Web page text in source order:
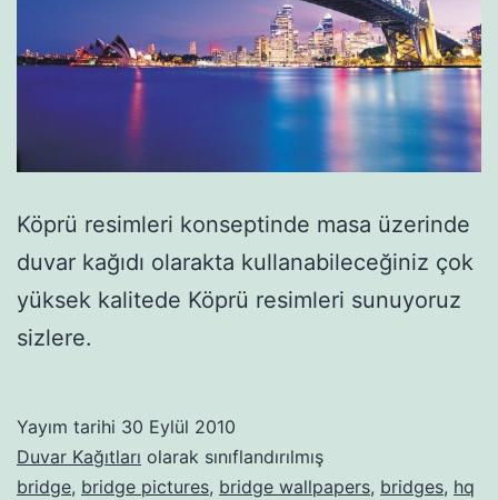
Köprü resimleri konseptinde masa üzerinde
duvar kağıdı olarakta kullanabileceğiniz çok
yüksek kalitede Köprü resimleri sunuyoruz
sizlere.
Yayım tarihi 30 Eylül 2010
Duvar Kağıtları olarak sınıflandırılmış
bridge, bridge pictures, bridge wallpapers, bridges, hq